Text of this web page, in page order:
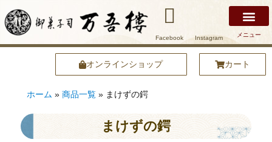
Facebook Instagram メニュー
オンラインショップ カート
ホーム »商品一覧 » まけずの鍔
まけずの鍔